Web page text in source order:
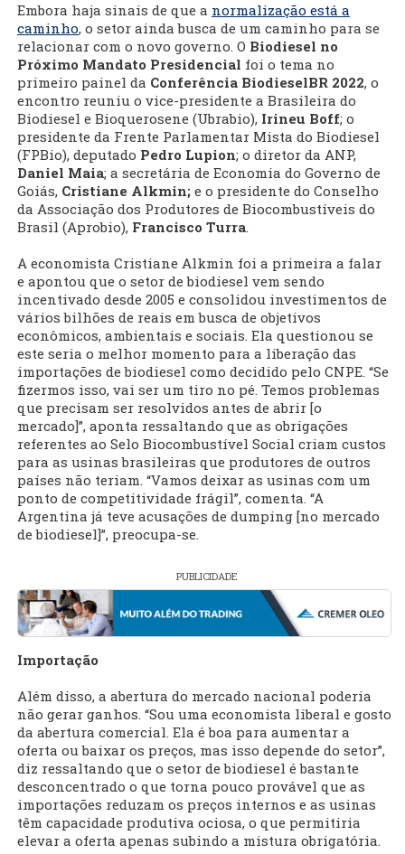
Embora haja sinais de que a normalização está a
caminho, o setor ainda busca de um caminho para se
relacionar com o novo governo. O Biodiesel no
Próximo Mandato Presidencial foi o tema no
primeiro painel da Conferência BiodieselBR 2022, o
encontro reuniu o vice-presidente a Brasileira do
Biodiesel e Bioquerosene (Ubrabio), Irineu Boff; o
presidente da Frente Parlamentar Mista do Biodiesel
(FPBio), deputado Pedro Lupion; o diretor da ANP,
Daniel Maia; a secretária de Economia do Governo de
Goiás, Cristiane Alkmin; e o presidente do Conselho
da Associação dos Produtores de Biocombustíveis do
Brasil (Aprobio), Francisco Turra.
A economista Cristiane Alkmin foi a primeira a falar
e apontou que o setor de biodiesel vem sendo
incentivado desde 2005 e consolidou investimentos de
vários bilhões de reais em busca de objetivos
econômicos, ambientais e sociais. Ela questionou se
este seria o melhor momento para a liberação das
importações de biodiesel como decidido pelo CNPE. “Se
fizermos isso, vai ser um tiro no pé. Temos problemas
que precisam ser resolvidos antes de abrir [o
mercado]”, aponta ressaltando que as obrigações
referentes ao Selo Biocombustível Social criam custos
para as usinas brasileiras que produtores de outros
países não teriam. “Vamos deixar as usinas com um
ponto de competitividade frágil”, comenta. “A
Argentina já teve acusações de dumping [no mercado
de biodiesel]”, preocupa-se.
PUBLICIDADE
Importação
Além disso, a abertura do mercado nacional poderia
não gerar ganhos. “Sou uma economista liberal e gosto
da abertura comercial. Ela é boa para aumentar a
oferta ou baixar os preços, mas isso depende do setor”,
diz ressaltando que o setor de biodiesel é bastante
desconcentrado o que torna pouco provável que as
importações reduzam os preços internos e as usinas
têm capacidade produtiva ociosa, o que permitiria
elevar a oferta apenas subindo a mistura obrigatória.